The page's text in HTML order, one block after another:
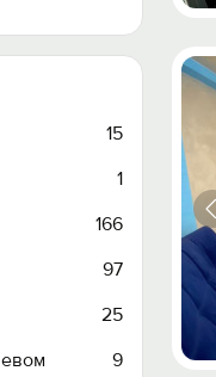
15
1
166
97
25
9